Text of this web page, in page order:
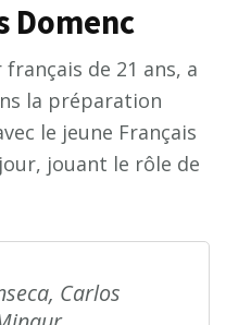
Domenc
de 21 ans, a
la préparation
le jeune Français
jouant le rôle de
Carlos